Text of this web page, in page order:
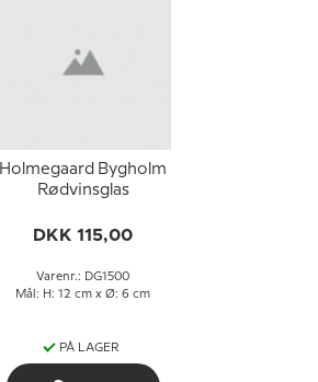
Holmegaard Bygholm
Rødvinsglas
DKK 115,00
Varenr.: DG1500
Mål: H: 12 cm x Ø: 6 cm
PÅ LAGER